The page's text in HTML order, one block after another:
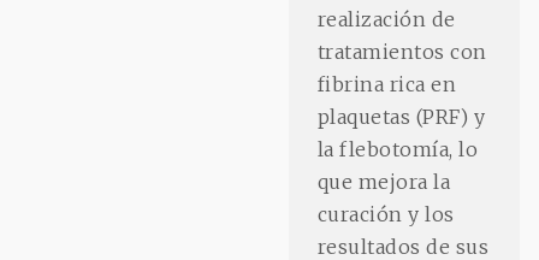
realización de
tratamientos con
fibrina rica en
plaquetas (PRF) y
la flebotomía, lo
que mejora la
curación y los
resultados de sus